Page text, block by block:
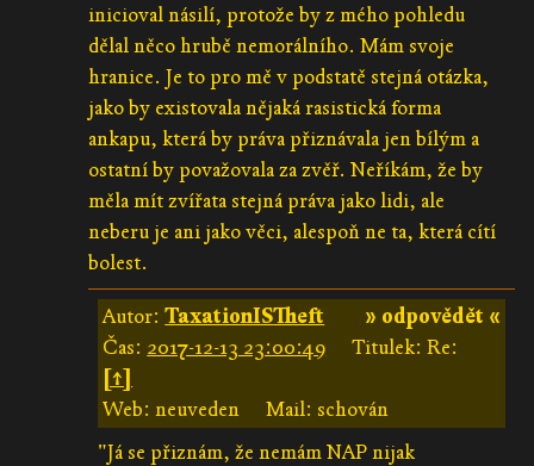
inicioval násilí, protože by z mého pohledu
dělal něco hrubě nemorálního. Mám svoje
hranice. Je to pro mě v podstatě stejná otázka,
jako by existovala nějaká rasistická forma
ankapu, která by práva přiznávala jen bílým a
ostatní by považovala za zvěř. Neříkám, že by
měla mít zvířata stejná práva jako lidi, ale
neberu je ani jako věci, alespoň ne ta, která cítí
bolest.
» odpovědět «
Autor:TaxationISTheft
Čas: 2017-12-13 23:00:49
Titulek: Re:
[↑]
Web: neuveden
Mail: schován
"Já se přiznám, že nemám NAP nijak